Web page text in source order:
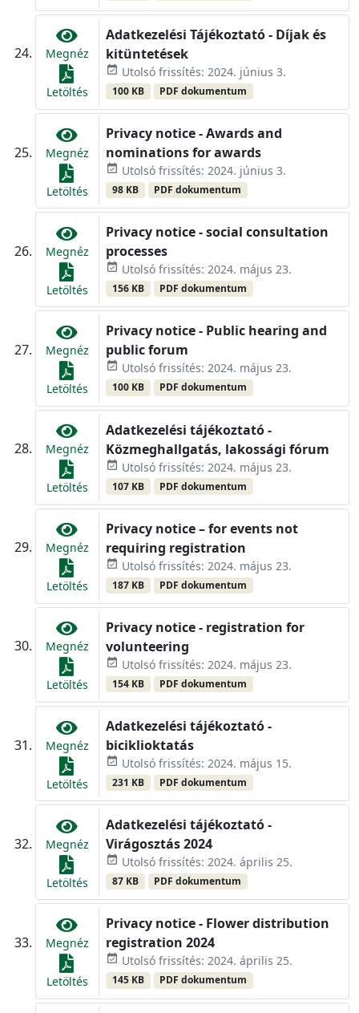
Megnéz
Letöltés
Adatkezelési Tájékoztató - Díjak és
kitüntetések
event_available Utolsó frissítés: 2024. június 3.
100 KB PDF dokumentum
Megnéz
Letöltés
Privacy notice - Awards and
nominations for awards
event_available Utolsó frissítés: 2024. június 3.
98 KB PDF dokumentum
Megnéz
Letöltés
Privacy notice - social consultation
processes
event_available Utolsó frissítés: 2024. május 23.
156 KB PDF dokumentum
Megnéz
Letöltés
Privacy notice - Public hearing and
public forum
event_available Utolsó frissítés: 2024. május 23.
100 KB PDF dokumentum
Megnéz
Letöltés
Adatkezelési tájékoztató -
Közmeghallgatás, lakossági fórum
event_available Utolsó frissítés: 2024. május 23.
107 KB PDF dokumentum
Megnéz
Letöltés
Privacy notice – for events not
requiring registration
event_available Utolsó frissítés: 2024. május 23.
187 KB PDF dokumentum
Megnéz
Letöltés
Privacy notice - registration for
volunteering
event_available Utolsó frissítés: 2024. május 23.
154 KB PDF dokumentum
Megnéz
Letöltés
Adatkezelési tájékoztató -
biciklioktatás
event_available Utolsó frissítés: 2024. május 15.
231 KB PDF dokumentum
Megnéz
Letöltés
Adatkezelési tájékoztató -
Virágosztás 2024
event_available Utolsó frissítés: 2024. április 25.
87 KB PDF dokumentum
Megnéz
Letöltés
Privacy notice - Flower distribution
registration 2024
event_available Utolsó frissítés: 2024. április 25.
145 KB PDF dokumentum